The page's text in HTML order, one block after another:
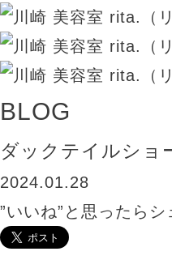
BLOG
ダックテイルショ
2024.01.28
”いいね”と思ったら